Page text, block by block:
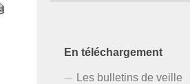
En téléchargement
Les bulletins de veille